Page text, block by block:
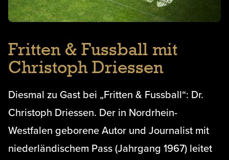
Fritten & Fussball mit
Christoph Driessen
Diesmal zu Gast bei „Fritten & Fussball“: Dr.
Christoph Driessen. Der in Nordrhein-
Westfalen geborene Autor und Journalist mit
niederländischem Pass (Jahrgang 1967) leitet